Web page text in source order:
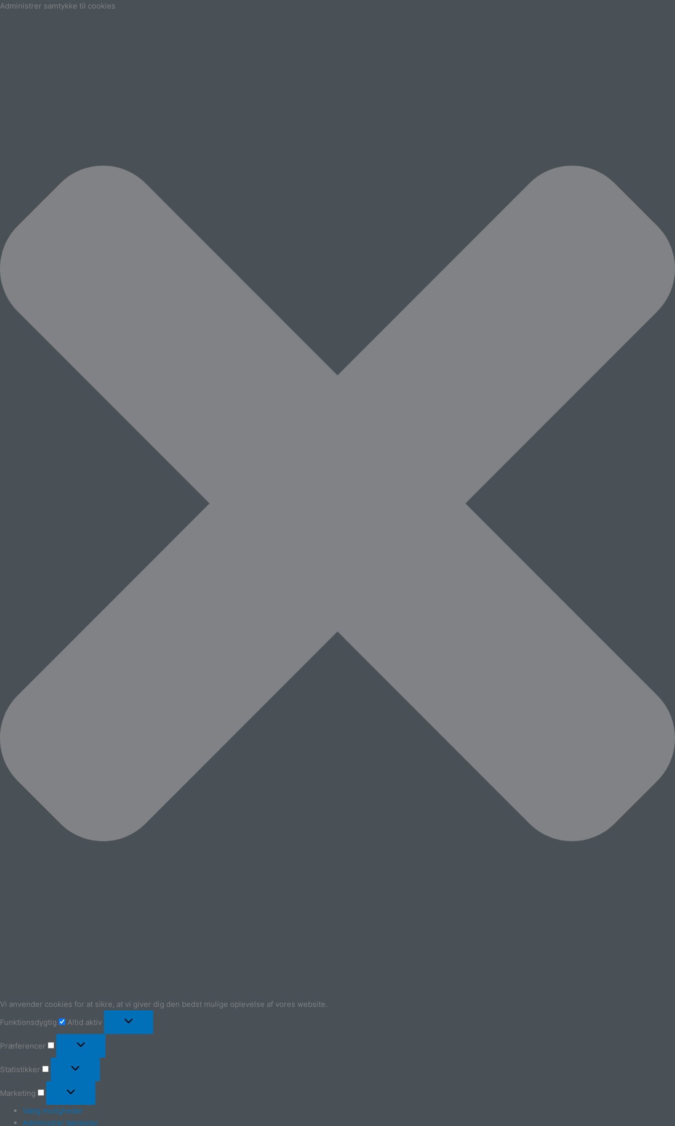
Administrer samtykke til cookies
Vi anvender cookies for at sikre, at vi giver dig den bedst mulige oplevelse af vores website.
Funktionsdygtig
Funktionsdygtig
Altid aktiv
Præferencer
Præferencer
Statistikker
Statistikker
Marketing
Marketing
Vælg muligheder
Administrer tjenester